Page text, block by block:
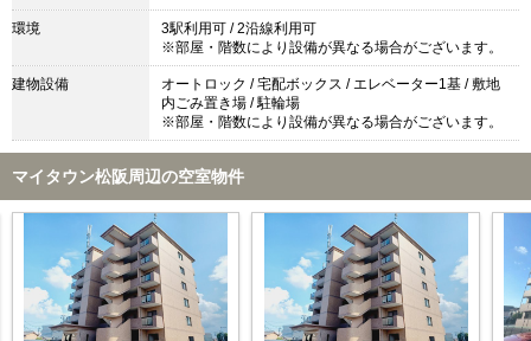
環境
3駅利用可 / 2沿線利用可
※部屋・階数により設備が異なる場合がございます。
建物設備
オートロック / 宅配ボックス / エレベーター1基 / 敷地
内ごみ置き場 / 駐輪場
※部屋・階数により設備が異なる場合がございます。
マイタウン松阪周辺の空室物件